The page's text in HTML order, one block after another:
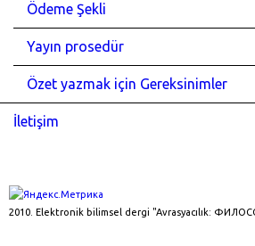
Ödeme Şekli
Yayın prosedür
Özet yazmak için Gereksinimler
İletişim
2010. Elektronik bilimsel dergi "Avrasyacılık: